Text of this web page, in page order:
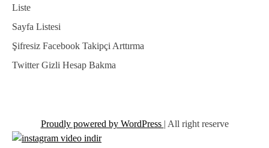
z
i
n
m
i
Liste
Sayfa Listesi
Şifresiz Facebook Takipçi Arttırma
Twitter Gizli Hesap Bakma
Proudly powered by WordPress | All right reserve